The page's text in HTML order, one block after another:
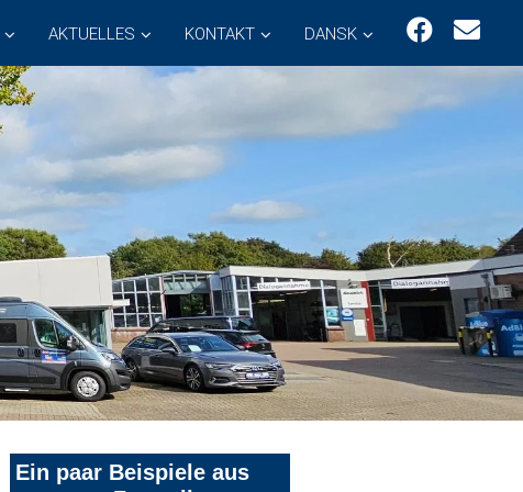
AKTUELLES KONTAKT DANSK
Ein paar Beispiele aus